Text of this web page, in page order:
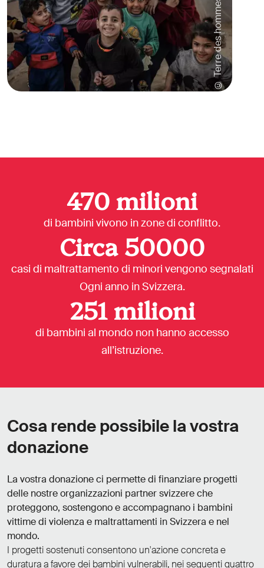
470 milioni
di bambini vivono in zone di conflitto.
Circa 50000
casi di maltrattamento di minori vengono segnalati
Ogni anno in Svizzera.
251milioni
di bambini al mondo non hanno accesso
all’istruzione.
Cosa rende possibile la vostra
donazione
La vostra donazione ci permette di finanziare progetti
delle nostre organizzazioni partner svizzere che
proteggono, sostengono e accompagnano i bambini
vittime di violenza e maltrattamenti in Svizzera e nel
mondo.
I progetti sostenuti consentono un'azione concreta e
duratura a favore dei bambini vulnerabili, nei seguenti quattro